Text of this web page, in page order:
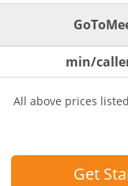
All above prices
Get